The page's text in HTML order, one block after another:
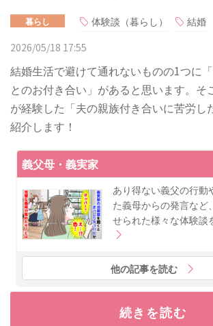
暮らし 体験談（暮らし）
結婚
2026/05/18 17:55
結婚生活で避けて通れないものの1つに
とのお付き合い」があると思います。そ
が経験した「夫の親族付き合いに苦労し
紹介します！
義父母・義実家
あり得ない義父の行動
た義母からの発言など
せられた様々な体験
他の記事を読む
続きを読む